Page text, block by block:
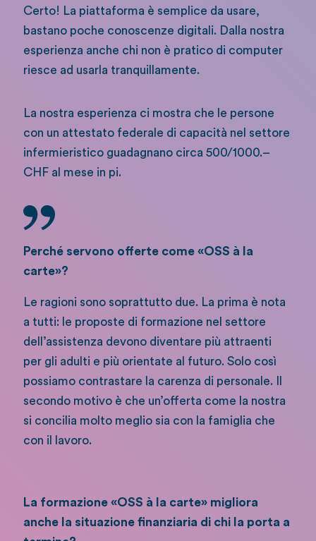
Certo! La piattaforma è semplice da usare,
bastano poche conoscenze digitali. Dalla nostra
esperienza anche chi non è pratico di computer
riesce ad usarla tranquillamente.
La nostra esperienza ci mostra che le persone
con un attestato federale di capacità nel settore
infermieristico guadagnano circa 500/1000.–
CHF al mese in pi.
Perché servono offerte come «OSS à la
carte»?
Le ragioni sono soprattutto due. La prima è nota
a tutti: le proposte di formazione nel settore
dell’assistenza devono diventare più attraenti
per gli adulti e più orientate al futuro. Solo così
possiamo contrastare la carenza di personale. Il
secondo motivo è che un’offerta come la nostra
si concilia molto meglio sia con la famiglia che
con il lavoro.
La formazione «OSS à la carte» migliora
anche la situazione finanziaria di chi la porta a